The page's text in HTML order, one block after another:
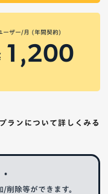
ーザー/月 (年間契約)
1,200
ランについて詳しくみる
削除等ができます。